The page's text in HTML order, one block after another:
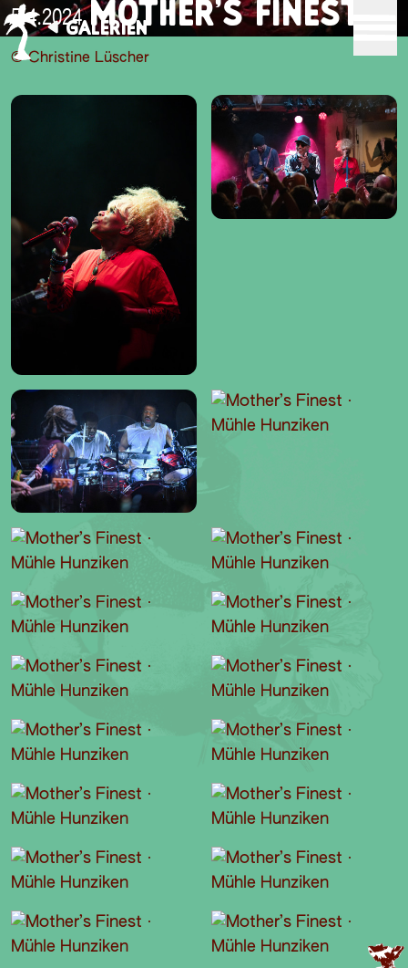
GALERIEN
5.4.2024 MOTHER’S FINEST
© Christine Lüscher